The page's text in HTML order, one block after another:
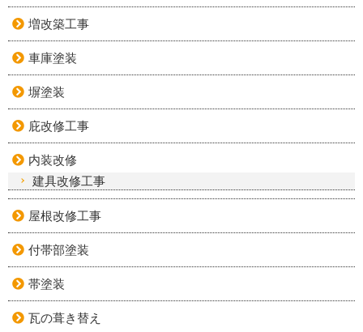
増改築工事
車庫塗装
塀塗装
庇改修工事
内装改修
建具改修工事
屋根改修工事
付帯部塗装
帯塗装
瓦の葺き替え